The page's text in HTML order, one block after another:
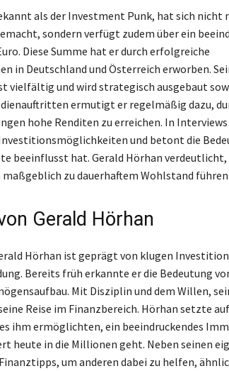
als der Investment Punk, hat sich nicht
sondern verfügt zudem über ein
Diese Summe hat er durch erfolgreiche
in Deutschland und Österreich erworben.
und wird strategisch ausgebaut
ermutigt er regelmäßig dazu,
hohe Renditen zu erreichen. In
und betont die
beeinflusst hat. Gerald Hörhan
zu dauerhaftem Wohlstand
Gerald Hörhan
Hörhan ist geprägt von klugen
Bereits früh erkannte er die Bedeutung
Mit Disziplin und dem Willen,
Reise im Finanzbereich. Hörhan setzte
ihm ermöglichten, ein beeindruckendes
heute in die Millionen geht. Neben seinen
um anderen dabei zu helfen,